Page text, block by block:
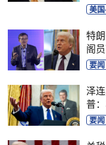
美国
特
阁
要闻
泽
普
要闻